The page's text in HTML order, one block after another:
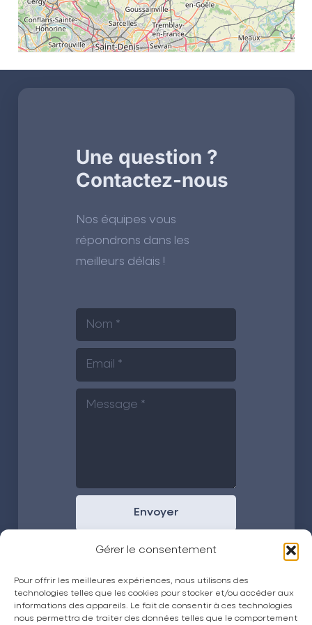
Gérer le consentement
Pour offrir les meilleures expériences, nous utilisons des
technologies telles que les cookies pour stocker et/ou accéder aux
informations des appareils. Le fait de consentir à ces technologies
nous permettra de traiter des données telles que le comportement
Une question ?
Contactez-nous
Nos équipes vous
répondrons dans les
meilleurs délais !
Envoyer